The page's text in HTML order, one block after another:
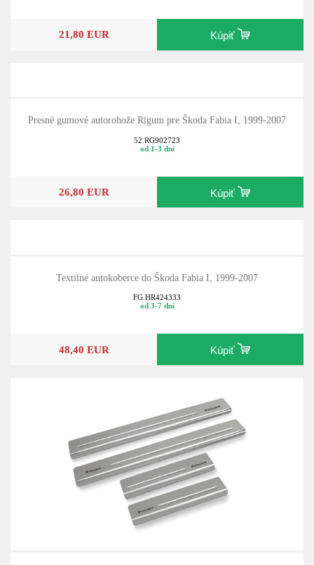
21,80 EUR Kúpiť
Presné gumové autorohože Rigum pre Škoda Fabia I, 1999-2007
52.RG902723
od 1-3 dní
26,80 EUR Kúpiť
Textilné autokoberce do Škoda Fabia I, 1999-2007
FG.HR424333
od 3-7 dní
48,40 EUR Kúpiť